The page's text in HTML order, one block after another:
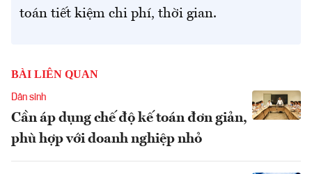
toán tiết kiệm chi phí, thời gian.
BÀI LIÊN QUAN
Dân sinh
Cần áp dụng chế độ kế toán đơn giản,
phù hợp với doanh nghiệp nhỏ